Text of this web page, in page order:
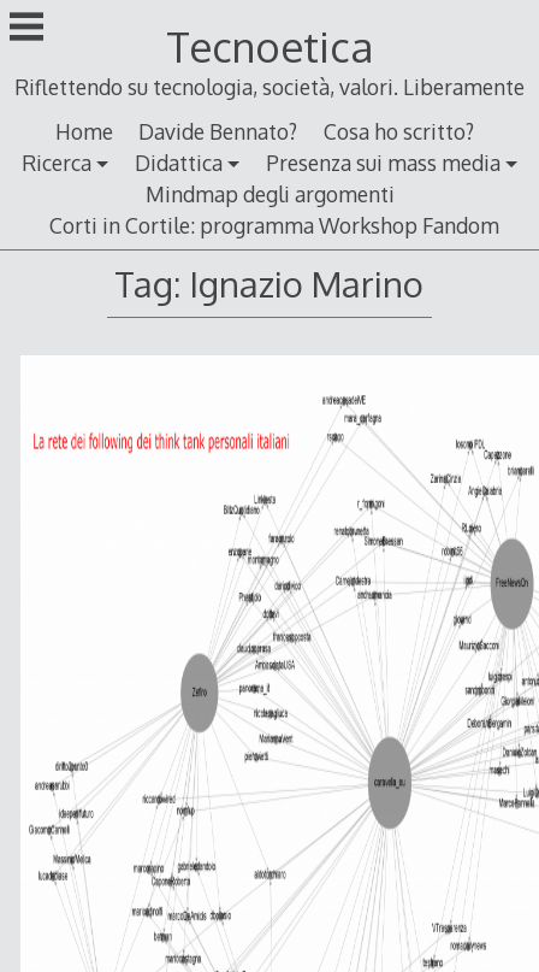
Skip
to
Tecnoetica
Riflettendo su tecnologia, società, valori. Liberamente
Home
Davide Bennato?
Cosa ho scritto?
Ricerca
Didattica
Presenza sui mass media
Mindmap degli argomenti
Corti in Cortile: programma Workshop Fandom
Tag: Ignazio Marino